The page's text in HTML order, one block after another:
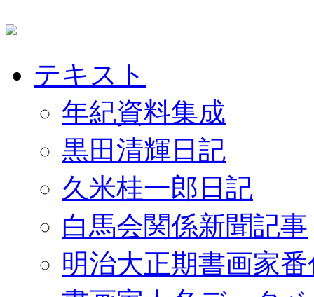
テキスト
年紀資料集成
黒田清輝日記
久米桂一郎日記
白馬会関係新聞記事
明治大正期書画家